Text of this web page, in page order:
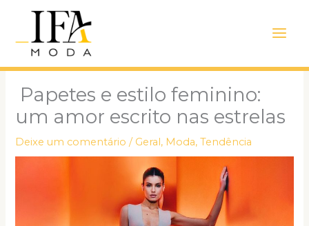
conteúdo
Menu
Papetes e estilo feminino:
um amor escrito nas estrelas
Deixe um comentário / Geral, Moda,Tendência